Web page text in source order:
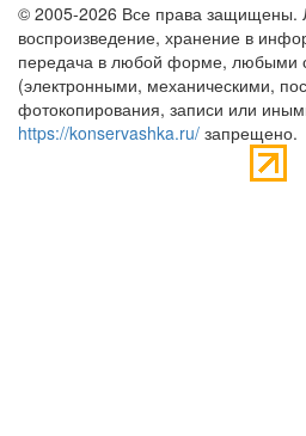
© 2005-2026 Все права защищены.
воспроизведение, хранение в
передача в любой форме, любыми
(электронными, механическими,
фотокопирования, записи или
https://konservashka.ru/ запрещено.